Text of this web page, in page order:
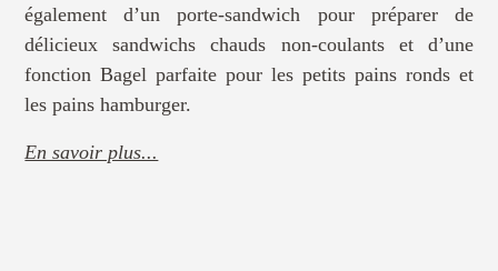
également d’un porte-sandwich pour préparer de
délicieux sandwichs chauds non-coulants et d’une
fonction Bagel parfaite pour les petits pains ronds et
les pains hamburger.
En savoir plus...